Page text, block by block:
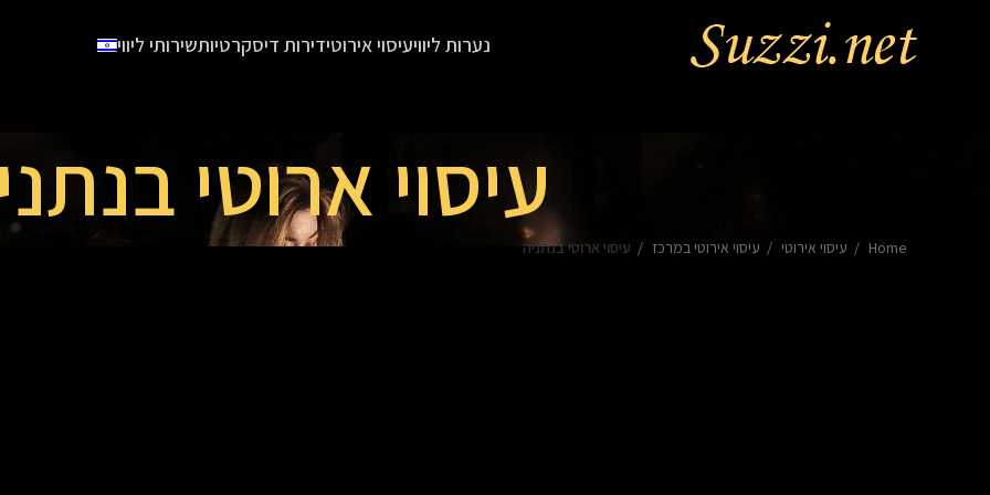
נערות ליוויעיסוי אירוטידירות דיסקרטיותשירותי ליווי
עיסוי ארוטי
Home עיסוי אירוטי עיסוי אירוטי במרכז עיסוי ארוטי בנתניה